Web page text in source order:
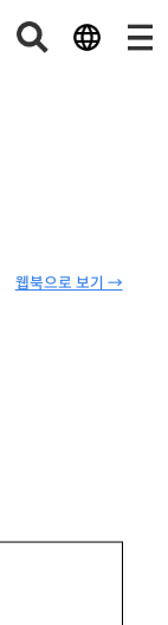
웹북으로 보기 →